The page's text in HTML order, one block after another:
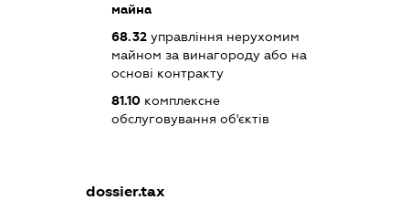
майна
68.32 управління нерухомим
майном за винагороду або на
основі контракту
81.10 комплексне
обслуговування об'єктів
dossier.tax